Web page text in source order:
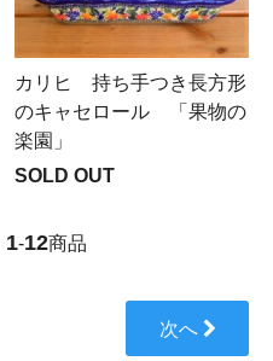
カリヒ 持ち手つき長方形
のキャセロール 「果物の
楽園」
SOLD OUT
1-12商品
次へ